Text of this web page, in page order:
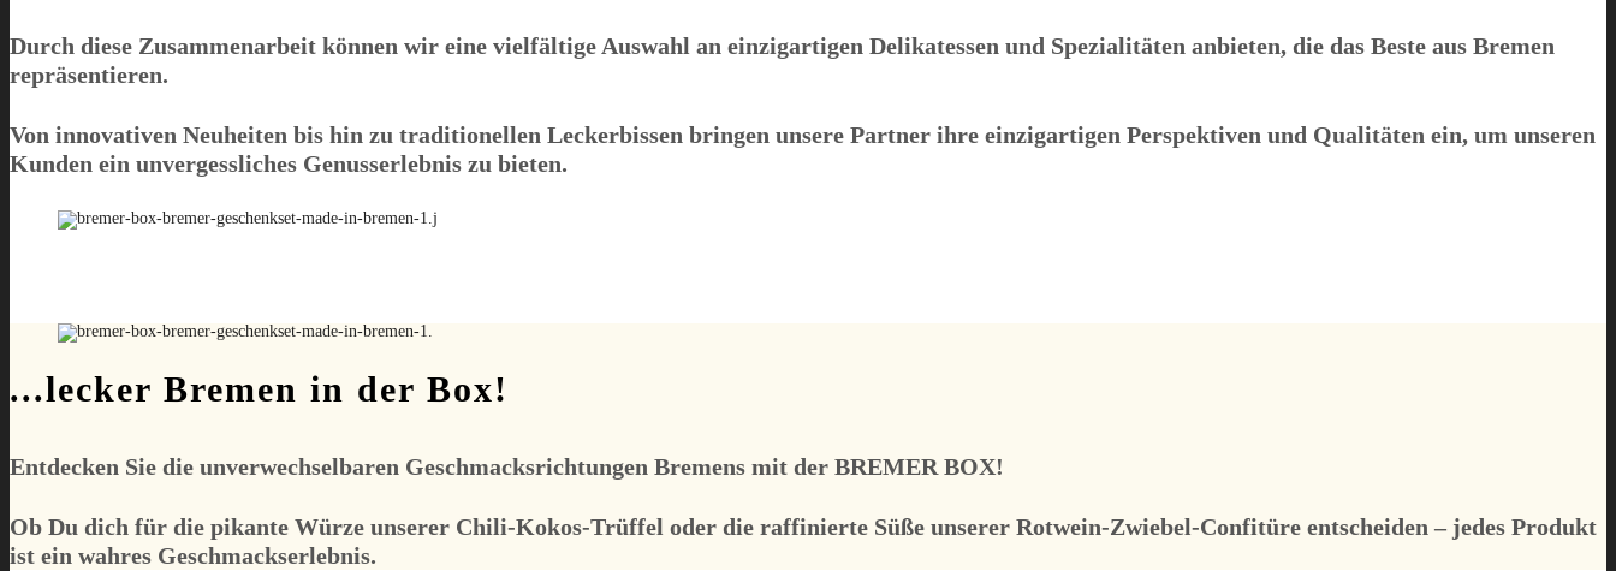
Durch diese Zusammenarbeit können wir eine vielfältige Auswahl an einzigartigen Delikatessen und Spezialitäten anbieten, die das Beste aus Bremen
repräsentieren.
Von innovativen Neuheiten bis hin zu traditionellen Leckerbissen bringen unsere Partner ihre einzigartigen Perspektiven und Qualitäten ein, um unseren
Kunden ein unvergessliches Genusserlebnis zu bieten.
...lecker Bremen in der Box!
Entdecken Sie die unverwechselbaren Geschmacksrichtungen Bremens mit der BREMER BOX!
Ob Du dich für die pikante Würze unserer Chili-Kokos-Trüffel oder die raffinierte Süße unserer Rotwein-Zwiebel-Confitüre entscheiden – jedes Produkt
ist ein wahres Geschmackserlebnis.